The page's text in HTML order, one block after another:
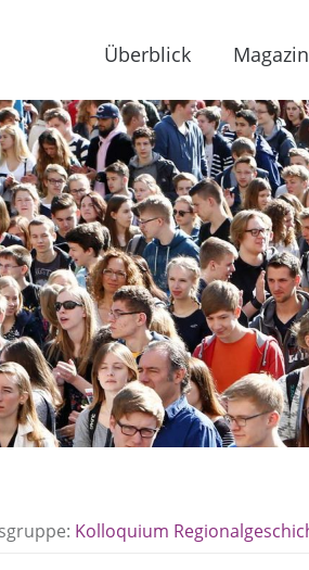
Überblick Magazin
Kolloquium